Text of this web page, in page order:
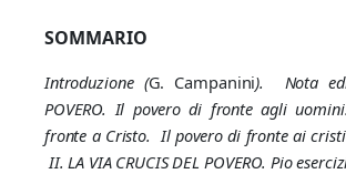
SOMMARIO
Introduzione (G. Campanini). Nota
POVERO. Il povero di fronte agli
fronte a Cristo. Il povero di fronte ai
II. LA VIA CRUCIS DEL POVERO. Pio